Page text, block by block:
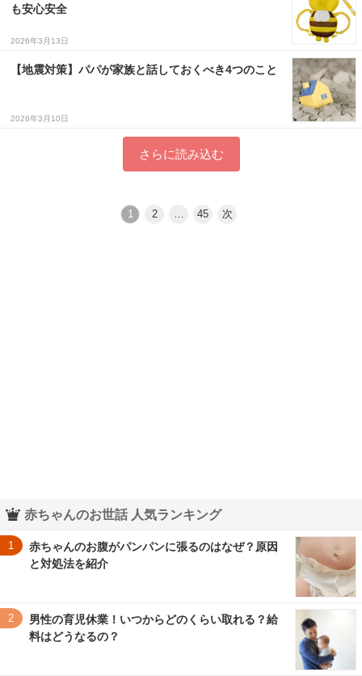
も安心安全
2026年3月13日
【地震対策】パパが家族と話しておくべき4つのこと
2026年3月10日
さらに読み込む
1 2 … 45 次
赤ちゃんのお世話 人気ランキング
1
赤ちゃんのお腹がパンパンに張るのはなぜ？原因
と対処法を紹介
2
男性の育児休業！いつからどのくらい取れる？給
料はどうなるの？